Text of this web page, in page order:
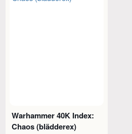
Warhammer 40K Index:
Chaos (blädderex)